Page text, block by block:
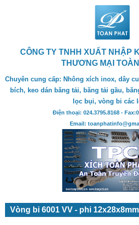
CÔNG TY TNHH XUẤT NHẬP
THƯƠNG MẠI
Chuyên cung cấp: Nhông xích inox, dây
bích, keo dán băng tải, băng tải gầu,
lọc bụi, vòng bi các
Điện thoại: 024.3795.8168 -
Email:
Vòng bi 6001 VV - phi 12x28x8mm